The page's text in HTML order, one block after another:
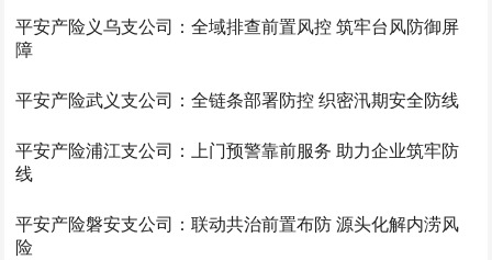
平安产险义乌支公司：全域排查前置风控 筑牢台风防御屏
障
平安产险武义支公司：全链条部署防控 织密汛期安全防线
平安产险浦江支公司：上门预警靠前服务 助力企业筑牢防
线
平安产险磐安支公司：联动共治前置布防 源头化解内涝风
险